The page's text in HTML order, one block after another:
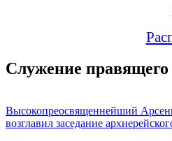
Служение правящего
Высокопреосвященнейший
возглавил заседание